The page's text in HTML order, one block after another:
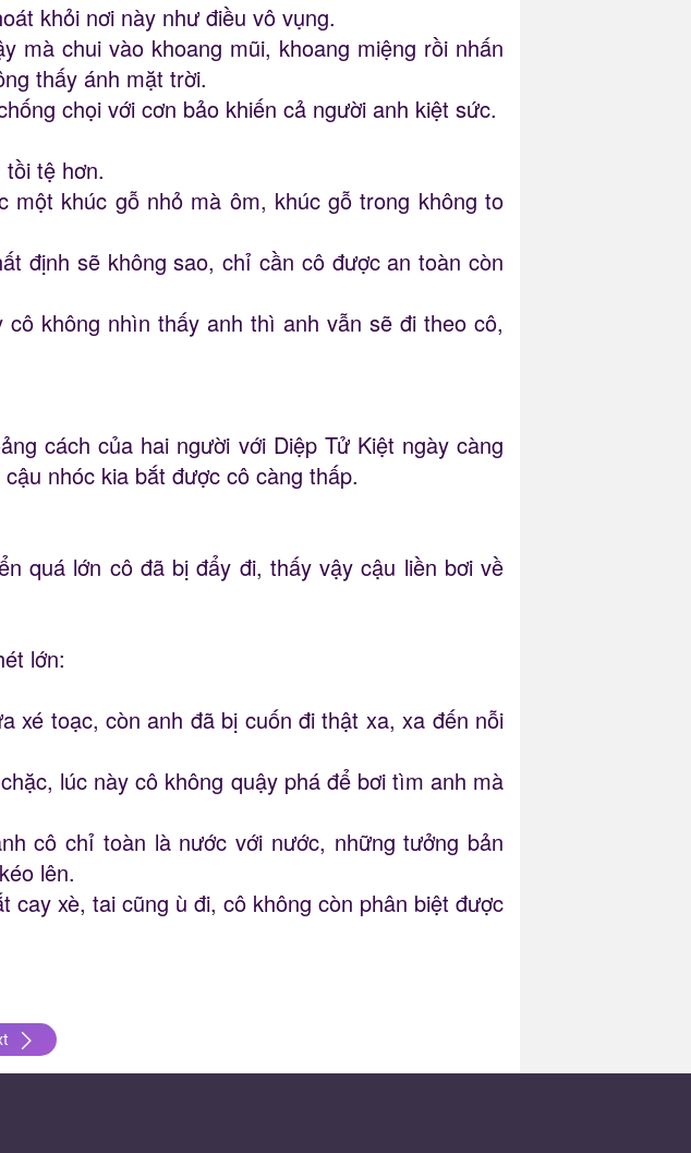
khỏi nơi này như điều vô vụng.
mà chui vào khoang mũi, khoang miệng rồi nhấn
thấy ánh mặt trời.
chọi với cơn bảo khiến cả người anh kiệt sức.
tệ hơn.
khúc gỗ nhỏ mà ôm, khúc gỗ trong không to
định sẽ không sao, chỉ cần cô được an toàn còn
không nhìn thấy anh thì anh vẫn sẽ đi theo cô,
cách của hai người với Diệp Tử Kiệt ngày càng
nhóc kia bắt được cô càng thấp.
quá lớn cô đã bị đẩy đi, thấy vậy cậu liền bơi về
lớn:
xé toạc, còn anh đã bị cuốn đi thật xa, xa đến nỗi
lúc này cô không quậy phá để bơi tìm anh mà
cô chỉ toàn là nước với nước, những tưởng bản
lên.
xè, tai cũng ù đi, cô không còn phân biệt được